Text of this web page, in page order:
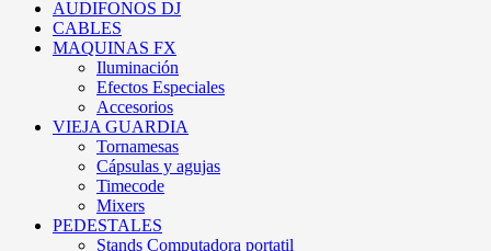
AUDIFONOS DJ
CABLES
MAQUINAS FX
Iluminación
Efectos Especiales
Accesorios
VIEJA GUARDIA
Tornamesas
Cápsulas y agujas
Timecode
Mixers
PEDESTALES
Stands Computadora portatil